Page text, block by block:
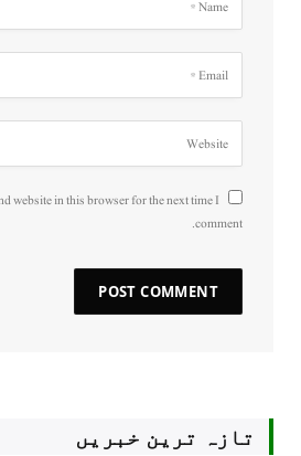
website in this browser for the next time I
comment.
تازہ ترین خبریں